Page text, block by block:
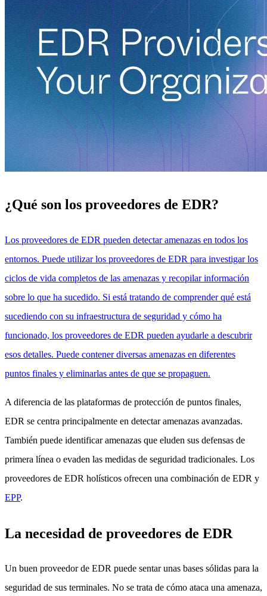
¿Qué son los proveedores de EDR?
Los proveedores de EDR pueden detectar amenazas en todos los
entornos. Puede utilizar los proveedores de EDR para investigar los
ciclos de vida completos de las amenazas y recopilar información
sobre lo que ha sucedido. Si está tratando de comprender qué está
sucediendo con su infraestructura de seguridad y cómo ha
funcionado, los proveedores de EDR pueden ayudarle a descubrir
esos detalles. Puede contener diversas amenazas en diferentes
puntos finales y eliminarlas antes de que se propaguen.
A diferencia de las plataformas de protección de puntos finales,
EDR se centra principalmente en detectar amenazas avanzadas.
También puede identificar amenazas que eluden sus defensas de
primera línea o evaden las medidas de seguridad tradicionales. Los
proveedores de EDR holísticos ofrecen una combinación de EDR y
EPP.
La necesidad de proveedores de EDR
Un buen proveedor de EDR puede sentar unas bases sólidas para la
seguridad de sus terminales. No se trata de cómo ataca una amenaza,